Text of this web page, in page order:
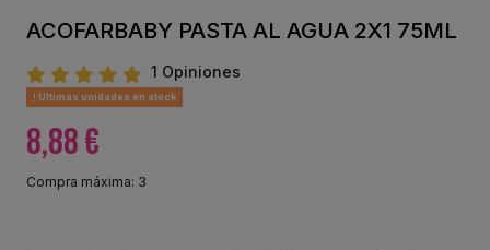
ACOFARBABY PASTA AL AGUA 2X1 75ML
1 Opiniones
Últimas unidades en stock
8,88 €
Compra máxima: 3